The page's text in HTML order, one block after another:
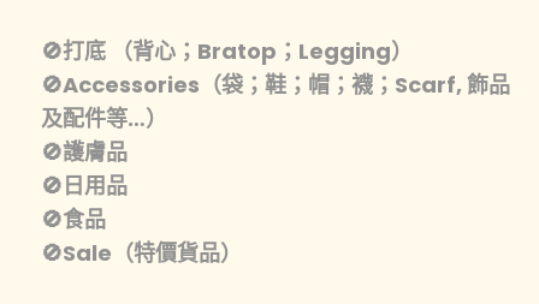
🚫打底 （背心；Bratop；Legging）
🚫Accessories（袋；鞋；帽；襪；Scarf, 飾品
及配件等…）
🚫護膚品
🚫日用品
🚫食品
🚫Sale（特價貨品）